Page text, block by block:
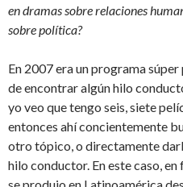
en dramas sobre relaciones
sobre política?
En 2007 era un programa
de encontrar algún hilo
yo veo que tengo seis, siete
entonces ahí concientemente
otro tópico, o directamente
hilo conductor. En este caso,